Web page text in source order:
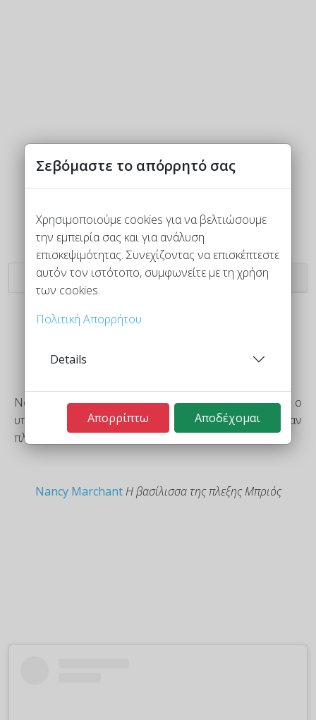
Μαρσάντ Αΐντα
Νομίζω ότι το αγαπημένο μου κομμάτι είναι ο
υπέροχος χαλαρωτικός ρυθμός που δημιουργείται όταν
πλέκεις τον πόντο
Nancy Marchant Η βασίλισσα της πλεξης Μπριός
Σεβόμαστε το απόρρητό σας
Χρησιμοποιούμε cookies για να βελτιώσουμε
την εμπειρία σας και για ανάλυση
επισκεψιμότητας. Συνεχίζοντας να επισκέπτεστε
αυτόν τον ιστότοπο, συμφωνείτε με τη χρήση
των cookies.
Πολιτική Απορρήτου
Details
Απορρίπτω Αποδέχομαι